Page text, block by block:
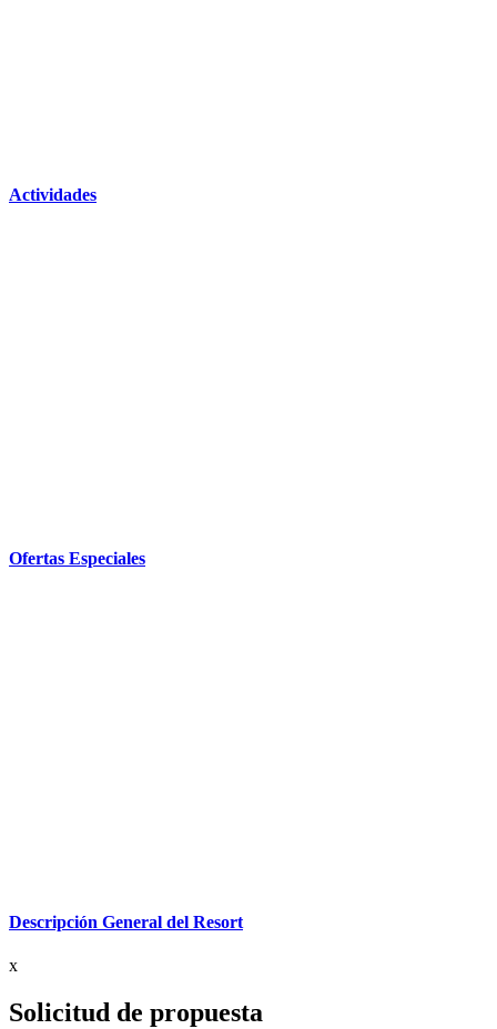
Actividades
Ofertas Especiales
Descripción General del Resort
x
Solicitud de propuesta